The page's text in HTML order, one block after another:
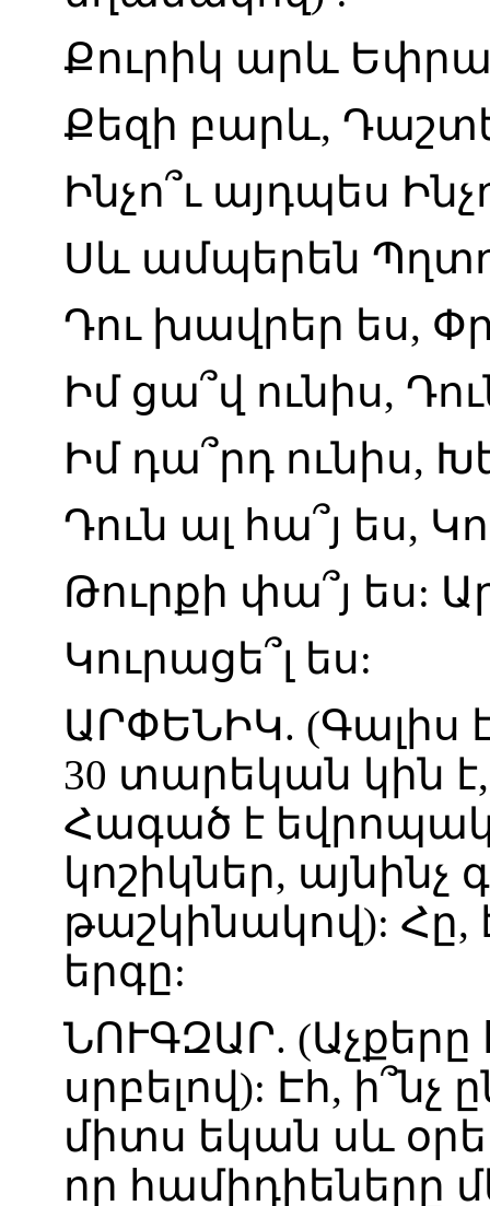
Քուրիկ արև
Քեզի բարև,
Ինչո՞ւ այդպես
Սև ամպերեն
Դու խավրեր ես,
Իմ ցա՞վ ունիս,
Իմ դա՞րդ ունիս,
Դուն ալ հա՞յ ես,
Թուրքի փա՞յ ես:
Կուրացե՞լ ես:
ԱՐՓԵՆԻԿ. (Գալիս
30 տարեկան կին է
Հագած է
կոշիկներ, այնինչ
թաշկինակով): Հը,
երգը:
ՆՈՒԳԶԱՐ. (Աչքերը
սրբելով): Էհ, ի՞նչ
միտս եկան սև
որ համիդիեները